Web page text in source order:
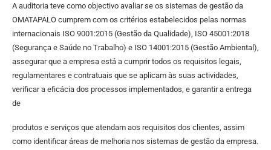
A auditoria teve como objectivo avaliar se os sistemas de gestão da
OMATAPALO cumprem com os critérios estabelecidos pelas normas
internacionais ISO 9001:2015 (Gestão da Qualidade), ISO 45001:2018
(Segurança e Saúde no Trabalho) e ISO 14001:2015 (Gestão Ambiental),
assegurar que a empresa está a cumprir todos os requisitos legais,
regulamentares e contratuais que se aplicam às suas actividades,
verificar a eficácia dos processos implementados, e garantir a entrega
de
produtos e serviços que atendam aos requisitos dos clientes, assim
como identificar áreas de melhoria nos sistemas de gestão da empresa.